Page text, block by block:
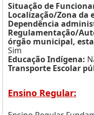
Situação de
Localização/Zona da
Dependência
Regulamentação/
órgão municipal,
Sim
Educação Indígena:
Transporte Escolar
Ensino Regular: